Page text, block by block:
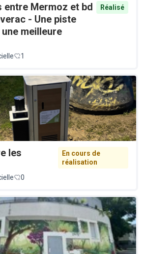
entre Mermoz et bd
- Une piste
meilleure
Réalisé
1
les
En cours de
réalisation
0